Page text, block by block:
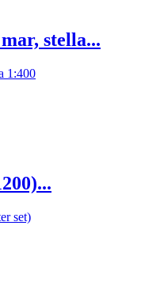
stella...